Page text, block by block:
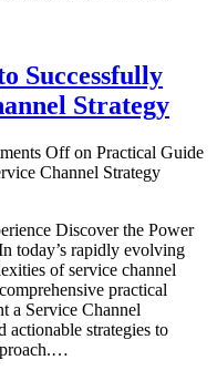
Successfully
Strategy
Offon Practical Guide
Channel Strategy
Discover the Power
today’s rapidly evolving
of service channel
practical
a Service Channel
actionable strategies to